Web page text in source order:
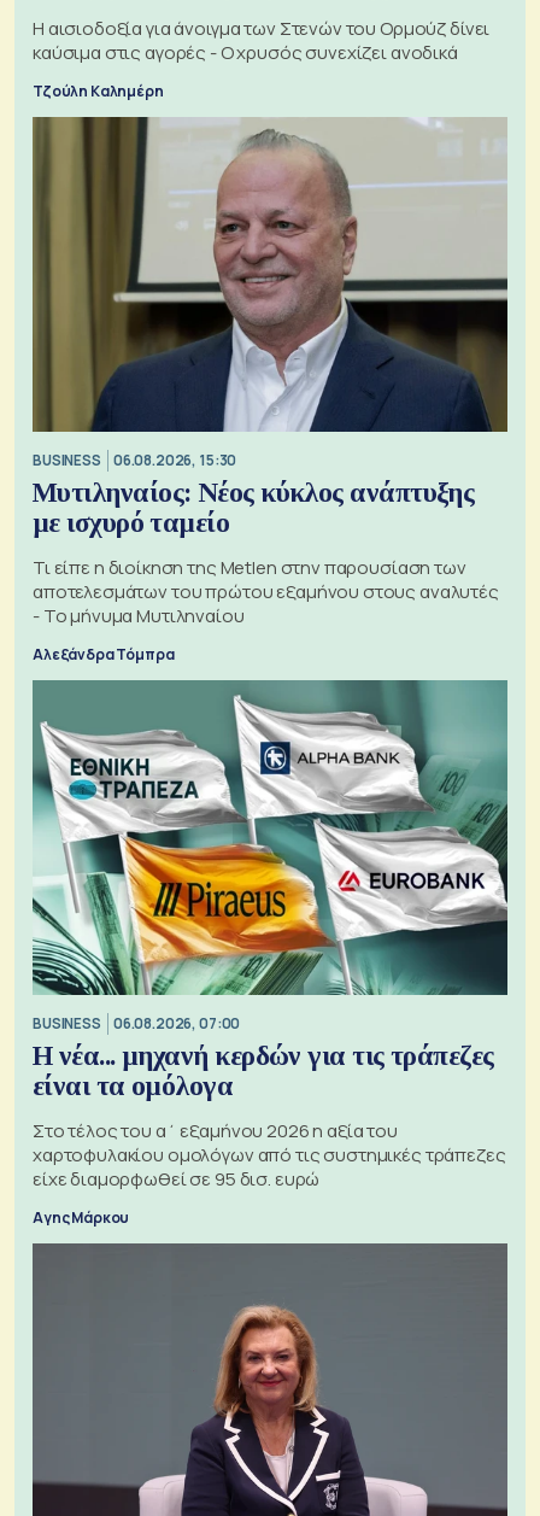
Η αισιοδοξία για άνοιγμα των Στενών του Ορμούζ δίνει
καύσιμα στις αγορές - Ο χρυσός συνεχίζει ανοδικά
Τζούλη Καλημέρη
BUSINESS 06.08.2026, 15:30
Μυτιληναίος: Νέος κύκλος ανάπτυξης
με ισχυρό ταμείο
Τι είπε η διοίκηση της Metlen στην παρουσίαση των
αποτελεσμάτων του πρώτου εξαμήνου στους αναλυτές
- Το μήνυμα Μυτιληναίου
Αλεξάνδρα Τόμπρα
BUSINESS 06.08.2026, 07:00
Η νέα... μηχανή κερδών για τις τράπεζες
είναι τα ομόλογα
Στο τέλος του α΄ εξαμήνου 2026 η αξία του
χαρτοφυλακίου ομολόγων από τις συστημικές τράπεζες
είχε διαμορφωθεί σε 95 δισ. ευρώ
Αγης Μάρκου